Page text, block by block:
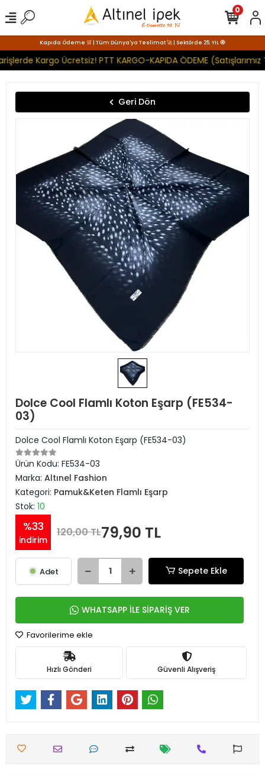
Kapıda Ödeme 🛒 | Tüm Dünya'ya Teslimat 🚀 | Sektörde 25. YIL 🧿
Kargo Ücretsiz! PTT KARGO-KAPIDA ÖDEME
0
Geri Dön
Dolce Cool Flamlı Koton Eşarp (FE534-
03)
Dolce Cool Flamlı Koton Eşarp (FE534-03)
Ürün Kodu: FE534-03
Marka: Altınel Fashion
Kategori: Pamuk&Keten Flamlı Eşarp
Stok: 10
%33
indirim
120,00 TL79,90 TL
Adet Sepete Ekle
WHATSAPP İLE SİPARİŞ VER
Favorilerime ekle
Hızlı Gönderi Güvenli Alışveriş